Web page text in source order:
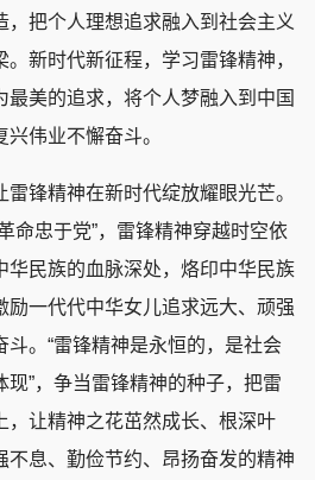
，把个人理想追求融入到社会主义
新时代新征程，学习雷锋精神，
最美的追求，将个人梦融入到中国
伟业不懈奋斗。
锋精神在新时代绽放耀眼光芒。
命忠于党”，雷锋精神穿越时空依
华民族的血脉深处，烙印中华民族
励一代代中华女儿追求远大、顽强
。“雷锋精神是永恒的，是社会
”，争当雷锋精神的种子，把雷
，让精神之花茁然成长、根深叶
不息、勤俭节约、昂扬奋发的精神